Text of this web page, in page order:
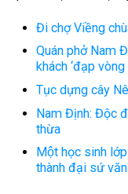
Đi chợ Viềng
Quán phở Nam
khách ‘đạp
Tục dựng cây
Nam Định: Độc
thừa
Một học sinh
thành đại sứ